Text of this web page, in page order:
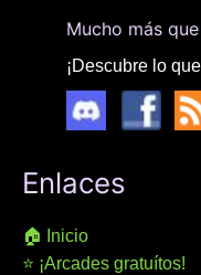
Mucho más
¡Descubre lo
Enlaces
🏠 Inicio
⭐ ¡Arcades gratuítos!